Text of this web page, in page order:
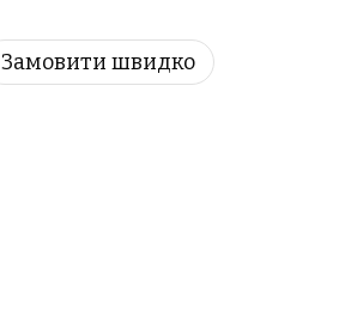
Замовити швидко